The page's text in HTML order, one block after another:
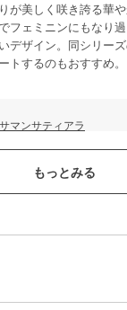
が美しく咲き誇る華
フェミニンにもなり
デザイン。同シリー
トするのもおすすめ。
サマンサティアラ
サマンサティアラ
アクセサリー・ヘアアクセ
／ブレスレット・バン